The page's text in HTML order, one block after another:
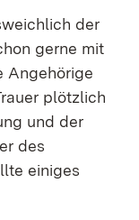
der
gerne mit
Angehörige
plötzlich
und der
des
einiges